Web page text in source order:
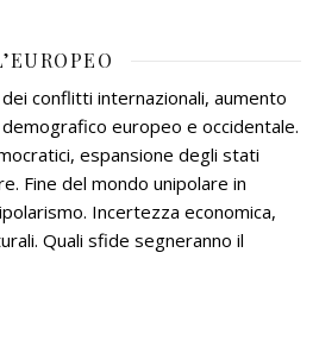
conflitti internazionali, aumento
europeo e occidentale.
espansione degli stati
Fine del mondo unipolare in
Incertezza economica,
Quali sfide segneranno il